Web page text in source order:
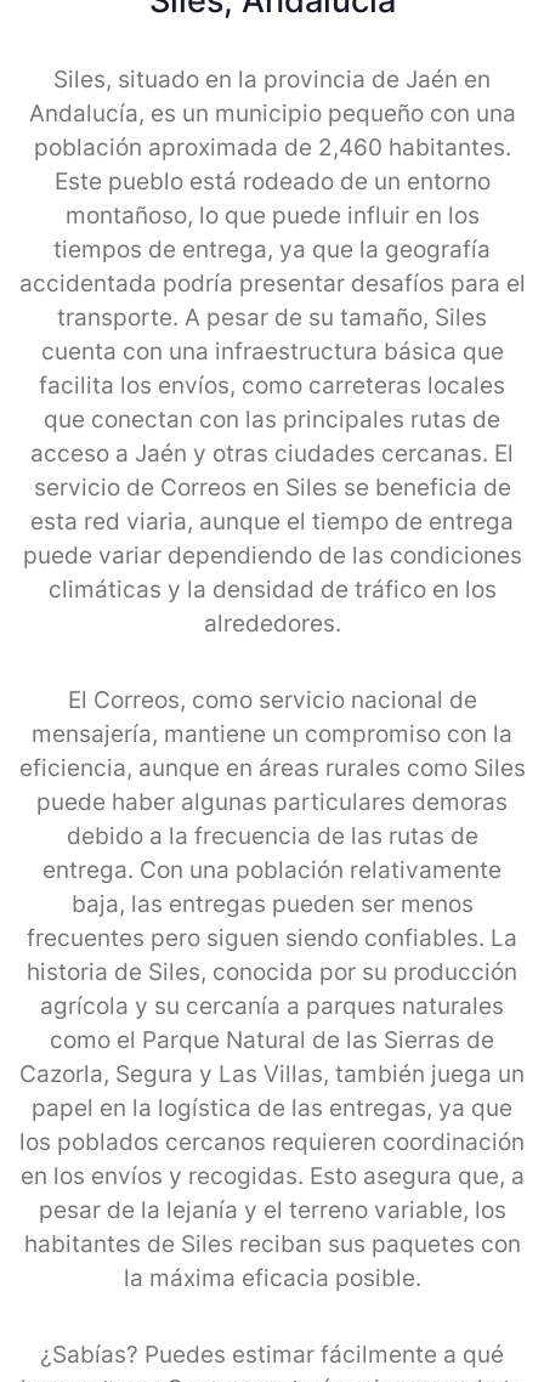
Siles, situado en la provincia de Jaén en
Andalucía, es un municipio pequeño con una
población aproximada de 2,460 habitantes.
Este pueblo está rodeado de un entorno
montañoso, lo que puede influir en los
tiempos de entrega, ya que la geografía
accidentada podría presentar desafíos para el
transporte. A pesar de su tamaño, Siles
cuenta con una infraestructura básica que
facilita los envíos, como carreteras locales
que conectan con las principales rutas de
acceso a Jaén y otras ciudades cercanas. El
servicio de Correos en Siles se beneficia de
esta red viaria, aunque el tiempo de entrega
puede variar dependiendo de las condiciones
climáticas y la densidad de tráfico en los
alrededores.
El Correos, como servicio nacional de
mensajería, mantiene un compromiso con la
eficiencia, aunque en áreas rurales como Siles
puede haber algunas particulares demoras
debido a la frecuencia de las rutas de
entrega. Con una población relativamente
baja, las entregas pueden ser menos
frecuentes pero siguen siendo confiables. La
historia de Siles, conocida por su producción
agrícola y su cercanía a parques naturales
como el Parque Natural de las Sierras de
Cazorla, Segura y Las Villas, también juega un
papel en la logística de las entregas, ya que
los poblados cercanos requieren coordinación
en los envíos y recogidas. Esto asegura que, a
pesar de la lejanía y el terreno variable, los
habitantes de Siles reciban sus paquetes con
la máxima eficacia posible.
¿Sabías? Puedes estimar fácilmente a qué